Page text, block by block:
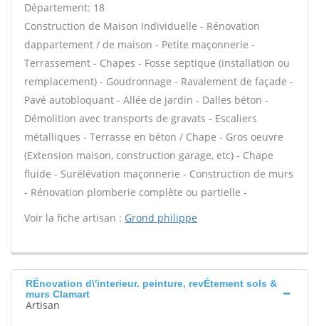
Département: 18
Construction de Maison Individuelle - Rénovation
dappartement / de maison - Petite maçonnerie -
Terrassement - Chapes - Fosse septique (installation ou
remplacement) - Goudronnage - Ravalement de façade -
Pavé autobloquant - Allée de jardin - Dalles béton -
Démolition avec transports de gravats - Escaliers
métalliques - Terrasse en béton / Chape - Gros oeuvre
(Extension maison, construction garage, etc) - Chape
fluide - Surélévation maçonnerie - Construction de murs
- Rénovation plomberie complète ou partielle -
Voir la fiche artisan : Grond philippe
RÉnovation d\'interieur. peinture, revÉtement sols &
murs Clamart
Artisan